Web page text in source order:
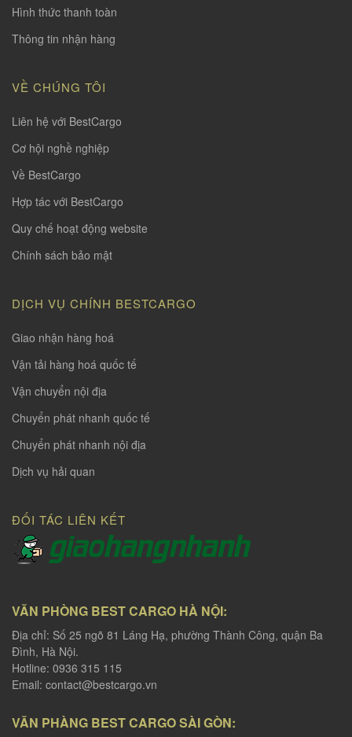
Hình thức thanh toàn
Thông tin nhận hàng
VỀ CHÚNG TÔI
Liên hệ với BestCargo
Cơ hội nghề nghiệp
Về BestCargo
Hợp tác với BestCargo
Quy chế hoạt động website
Chính sách bảo mật
DỊCH VỤ CHÍNH BESTCARGO
Giao nhận hàng hoá
Vận tải hàng hoá quốc tế
Vận chuyển nội địa
Chuyển phát nhanh quốc tế
Chuyển phát nhanh nội địa
Dịch vụ hải quan
ĐỐI TÁC LIÊN KẾT
VĂN PHÒNG BEST CARGO HÀ NỘI:
Địa chỉ: Số 25 ngõ 81 Láng Hạ, phường Thành Công, quận Ba
Đình, Hà Nội.
Hotline: 0936 315 115
Email: contact@bestcargo.vn
VĂN PHÀNG BEST CARGO SÀI GÒN: